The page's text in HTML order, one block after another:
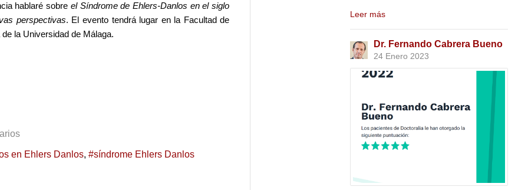
hablaré sobre el Síndrome de Ehlers-Danlos en el siglo
perspectivas. El evento tendrá lugar en la Facultad de
la Universidad de Málaga.
en Ehlers Danlos síndrome Ehlers Danlos
Leer más
Dr. Fernando Cabrera Bueno
24 Enero 2023